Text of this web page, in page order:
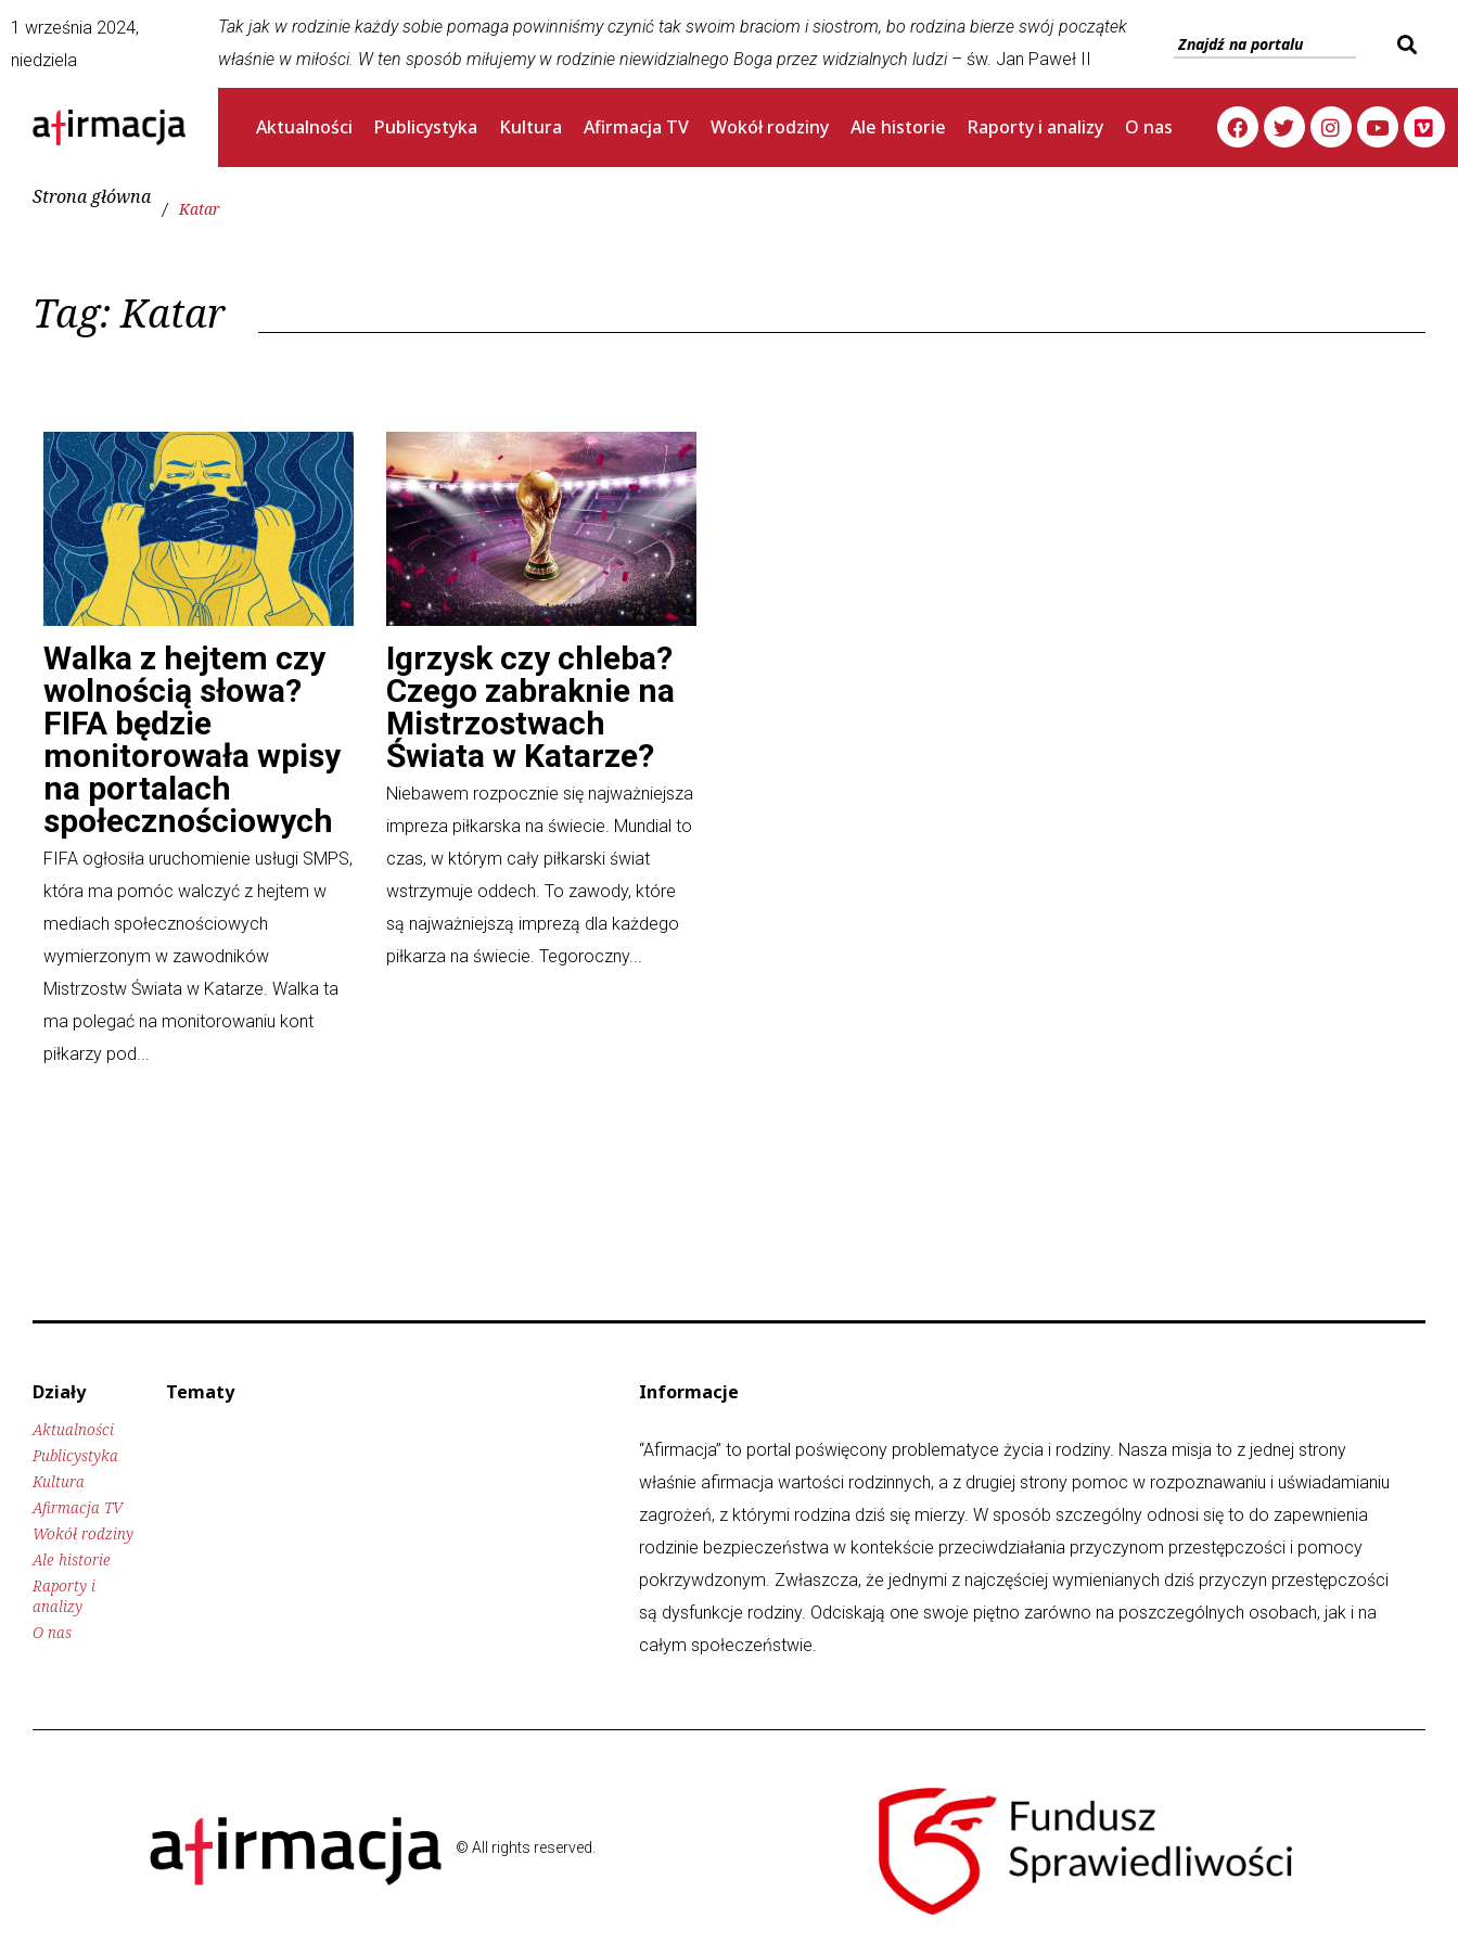
1 września 2024,
niedziela
Tak jak w rodzinie każdy sobie pomaga powinniśmy czynić tak swoim braciom i siostrom, bo rodzina bierze swój początek
właśnie w miłości. W ten sposób miłujemy w rodzinie niewidzialnego Boga przez widzialnych ludzi– św. Jan Paweł II
Aktualności Publicystyka Kultura Afirmacja TV Wokół rodziny Ale historie Raporty i analizy O nas
Strona główna
/ Katar
Tag:Katar
Walka z hejtem czy
wolnością słowa?
FIFA będzie
monitorowała wpisy
na portalach
społecznościowych
FIFA ogłosiła uruchomienie usługi SMPS,
która ma pomóc walczyć z hejtem w
mediach społecznościowych
wymierzonym w zawodników
Mistrzostw Świata w Katarze. Walka ta
ma polegać na monitorowaniu kont
piłkarzy pod...
Igrzysk czy chleba?
Czego zabraknie na
Mistrzostwach
Świata w Katarze?
Niebawem rozpocznie się najważniejsza
impreza piłkarska na świecie. Mundial to
czas, w którym cały piłkarski świat
wstrzymuje oddech. To zawody, które
są najważniejszą imprezą dla każdego
piłkarza na świecie. Tegoroczny...
Działy
Aktualności
Publicystyka
Kultura
Afirmacja TV
Wokół rodziny
Ale historie
Raporty i
analizy
O nas
Tematy Informacje
“Afirmacja” to portal poświęcony problematyce życia i rodziny. Nasza misja to z jednej strony
właśnie afirmacja wartości rodzinnych, a z drugiej strony pomoc w rozpoznawaniu i uświadamianiu
zagrożeń, z którymi rodzina dziś się mierzy. W sposób szczególny odnosi się to do zapewnienia
rodzinie bezpieczeństwa w kontekście przeciwdziałania przyczynom przestępczości i pomocy
pokrzywdzonym. Zwłaszcza, że jednymi z najczęściej wymienianych dziś przyczyn przestępczości
są dysfunkcje rodziny. Odciskają one swoje piętno zarówno na poszczególnych osobach, jak i na
całym społeczeństwie.
© All rights reserved.